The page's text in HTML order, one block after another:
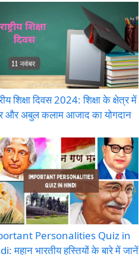
शिक्षा दिवस 2024: शिक्षा के क्षेत्र में
और अबुल कलाम आजाद का योगदान
Personalities Quiz in
महान भारतीय हस्तियों के बारे में जानें